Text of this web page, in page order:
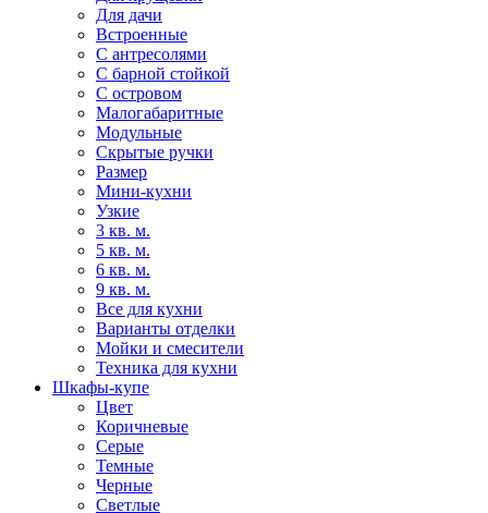
Для дачи
Встроенные
С антресолями
С барной стойкой
С островом
Малогабаритные
Модульные
Скрытые ручки
Размер
Мини-кухни
Узкие
3 кв. м.
5 кв. м.
6 кв. м.
9 кв. м.
Все для кухни
Варианты отделки
Мойки и смесители
Техника для кухни
Шкафы-купе
Цвет
Коричневые
Серые
Темные
Черные
Светлые